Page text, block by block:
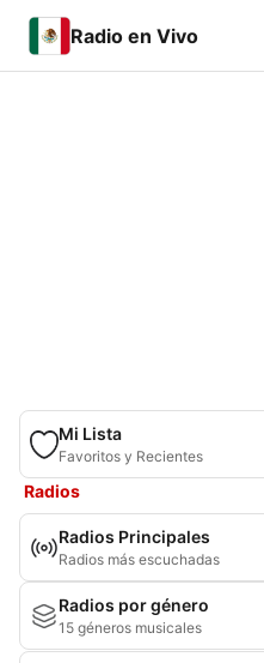
Radio en Vivo
Mi Lista
Favoritos y Recientes
Radios
Radios Principales
Radios más escuchadas
Radios por género
15 géneros musicales